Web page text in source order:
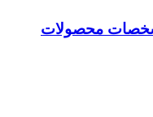
محصولات